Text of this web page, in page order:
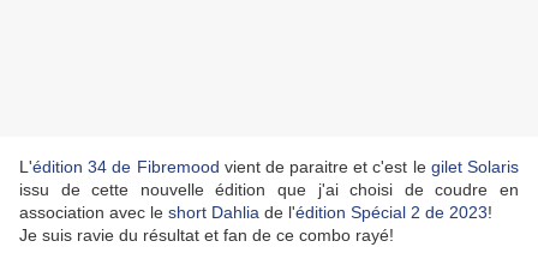
L'édition 34 de Fibremood vient de paraitre et c'est le gilet Solaris
issu de cette nouvelle édition que j'ai choisi de coudre en
association avec le short Dahlia de l'édition Spécial 2 de 2023!
Je suis ravie du résultat et fan de ce combo rayé!